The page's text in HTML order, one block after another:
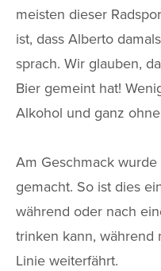
meisten dieser
ist, dass Alberto
sprach. Wir glauben,
Bier gemeint hat!
Alkohol und ganz
Am Geschmack
gemacht. So ist dies
während oder nach
trinken kann, während
Linie weiterfährt.